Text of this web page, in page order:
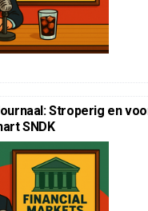
Stroperig en
SNDK